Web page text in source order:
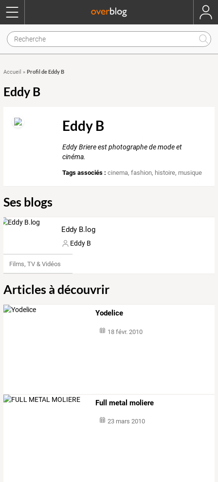
Accueil » Profil de Eddy B
Eddy B
Eddy B
Eddy Briere est photographe de mode et
cinéma.
Tags associés : cinema,fashion, histoire, musique
Ses blogs
Eddy B.log
Eddy B
Films, TV & Vidéos
Articles à découvrir
Yodelice
18 févr. 2010
Full metal moliere
23 mars 2010